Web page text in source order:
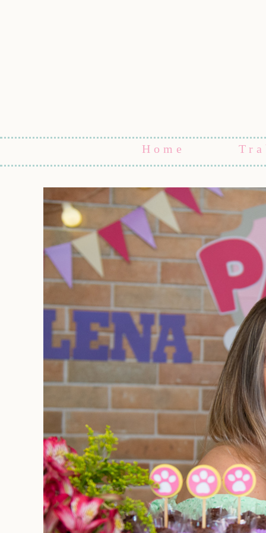
Home